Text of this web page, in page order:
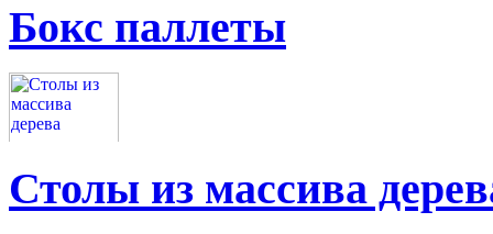
Бокс паллеты
Столы из массива